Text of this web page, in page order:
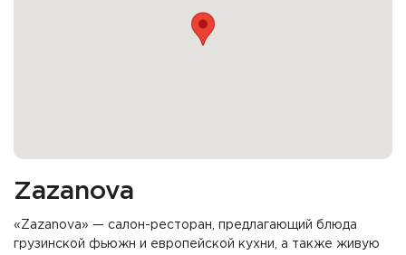
Zazanova
«Zazanova» — салон-ресторан, предлагающий блюда
грузинской фьюжн и европейской кухни, а также живую